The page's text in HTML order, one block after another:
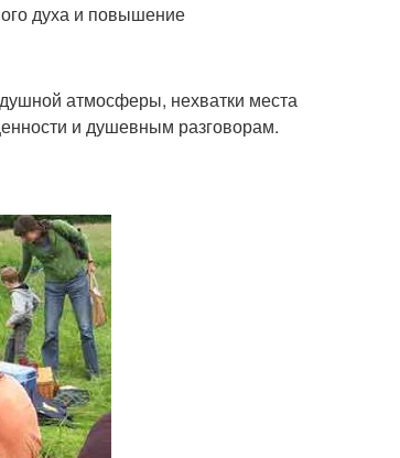
духа и повышение
атмосферы, нехватки места
и душевным разговорам.